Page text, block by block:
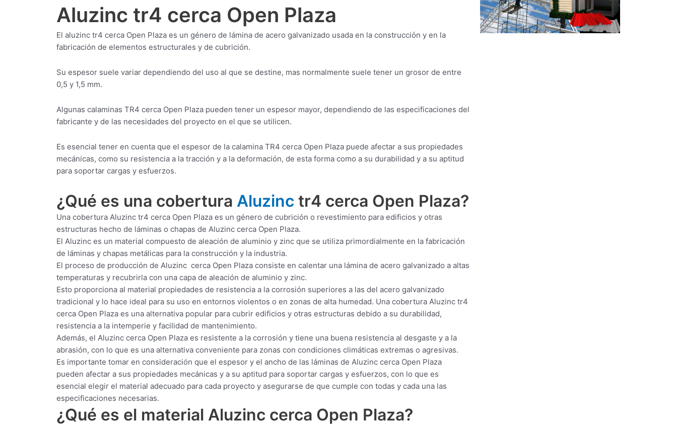
Aluzinc tr4 cerca Open Plaza
El aluzinc tr4 cerca Open Plaza es un género de lámina de acero galvanizado usada en la construcción y en la
fabricación de elementos estructurales y de cubrición.
Su espesor suele variar dependiendo del uso al que se destine, mas normalmente suele tener un grosor de entre
0,5 y 1,5 mm.
Algunas calaminas TR4 cerca Open Plaza pueden tener un espesor mayor, dependiendo de las especificaciones del
fabricante y de las necesidades del proyecto en el que se utilicen.
Es esencial tener en cuenta que el espesor de la calamina TR4 cerca Open Plaza puede afectar a sus propiedades
mecánicas, como su resistencia a la tracción y a la deformación, de esta forma como a su durabilidad y a su aptitud
para soportar cargas y esfuerzos.
¿Qué es una cobertura Aluzinc tr4 cerca Open Plaza?
Una cobertura Aluzinc tr4 cerca Open Plaza es un género de cubrición o revestimiento para edificios y otras
estructuras hecho de láminas o chapas de Aluzinc cerca Open Plaza.
El Aluzinc es un material compuesto de aleación de aluminio y zinc que se utiliza primordialmente en la fabricación
de láminas y chapas metálicas para la construcción y la industria.
El proceso de producción de Aluzinc cerca Open Plaza consiste en calentar una lámina de acero galvanizado a altas
temperaturas y recubrirla con una capa de aleación de aluminio y zinc.
Esto proporciona al material propiedades de resistencia a la corrosión superiores a las del acero galvanizado
tradicional y lo hace ideal para su uso en entornos violentos o en zonas de alta humedad. Una cobertura Aluzinc tr4
cerca Open Plaza es una alternativa popular para cubrir edificios y otras estructuras debido a su durabilidad,
resistencia a la intemperie y facilidad de mantenimiento.
Además, el Aluzinc cerca Open Plaza es resistente a la corrosión y tiene una buena resistencia al desgaste y a la
abrasión, con lo que es una alternativa conveniente para zonas con condiciones climáticas extremas o agresivas.
Es importante tomar en consideración que el espesor y el ancho de las láminas de Aluzinc cerca Open Plaza
pueden afectar a sus propiedades mecánicas y a su aptitud para soportar cargas y esfuerzos, con lo que es
esencial elegir el material adecuado para cada proyecto y asegurarse de que cumple con todas y cada una las
especificaciones necesarias.
¿Qué es el material Aluzinc cerca Open Plaza?